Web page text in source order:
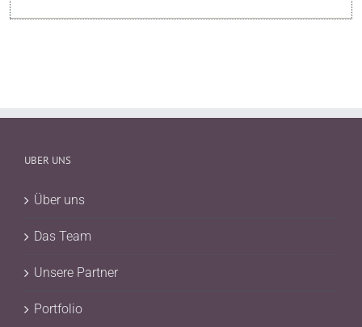
UBER UNS
Über uns
Das Team
Unsere Partner
Portfolio